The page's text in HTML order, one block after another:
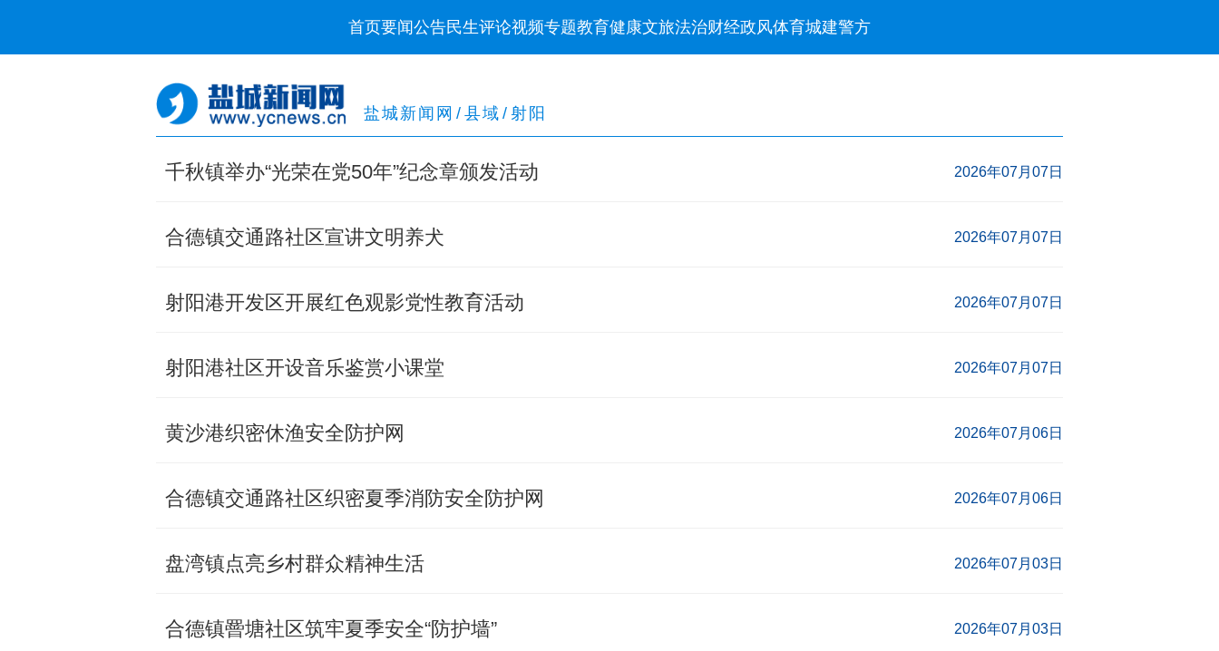
首页要闻公告民生评论视频专题教育健康文旅法治财经政风体育城建警方
盐城新闻网 / 县域 / 射阳
千秋镇举办“光荣在党50年”纪念章颁发活动 2026年07月07日
合德镇交通路社区宣讲文明养犬 2026年07月07日
射阳港开发区开展红色观影党性教育活动 2026年07月07日
射阳港社区开设音乐鉴赏小课堂 2026年07月07日
黄沙港织密休渔安全防护网 2026年07月06日
合德镇交通路社区织密夏季消防安全防护网 2026年07月06日
盘湾镇点亮乡村群众精神生活 2026年07月03日
合德镇罾塘社区筑牢夏季安全“防护墙” 2026年07月03日